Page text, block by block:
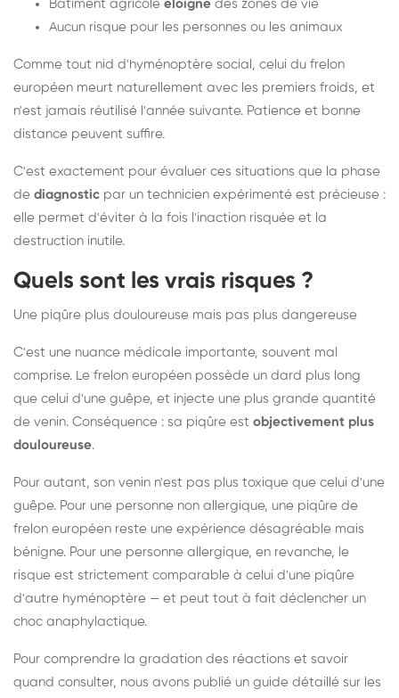
Bâtiment agricole éloigné des zones de vie
Aucun risque pour les personnes ou les animaux
Comme tout nid d'hyménoptère social, celui du frelon
européen meurt naturellement avec les premiers froids, et
n'est jamais réutilisé l'année suivante. Patience et bonne
distance peuvent suffire.
C'est exactement pour évaluer ces situations que la phase
de diagnostic par un technicien expérimenté est précieuse :
elle permet d'éviter à la fois l'inaction risquée et la
destruction inutile.
Quels sont les vrais risques ?
Une piqûre plus douloureuse mais pas plus dangereuse
C'est une nuance médicale importante, souvent mal
comprise. Le frelon européen possède un dard plus long
que celui d'une guêpe, et injecte une plus grande quantité
de venin. Conséquence : sa piqûre est objectivement plus
douloureuse.
Pour autant, son venin n'est pas plus toxique que celui d'une
guêpe. Pour une personne non allergique, une piqûre de
frelon européen reste une expérience désagréable mais
bénigne. Pour une personne allergique, en revanche, le
risque est strictement comparable à celui d'une piqûre
d'autre hyménoptère — et peut tout à fait déclencher un
choc anaphylactique.
Pour comprendre la gradation des réactions et savoir
quand consulter, nous avons publié un guide détaillé sur les